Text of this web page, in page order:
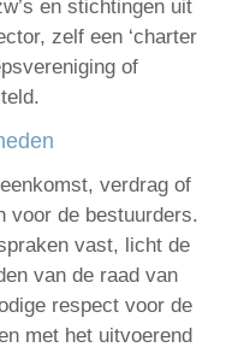
en stichtingen uit
zelf een ‘charter
of
verdrag of
voor de bestuurders.
vast, licht de
van de raad van
respect voor de
met het uitvoerend